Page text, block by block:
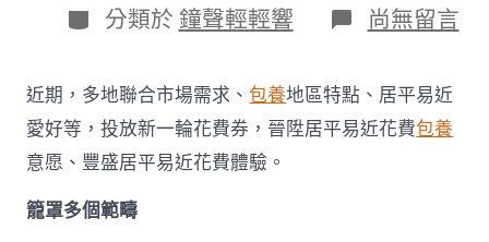
日
期
分
類
分類於 鐘聲輕輕響 在
〈多
派
發
新
尚無留言
近期，多地聯合市場需求、包養地區特點、居平易近
愛好等，投放新一輪花費券，晉陞居平易近花費包養
意愿、豐盛居平易近花費體驗。
籠罩多個範疇